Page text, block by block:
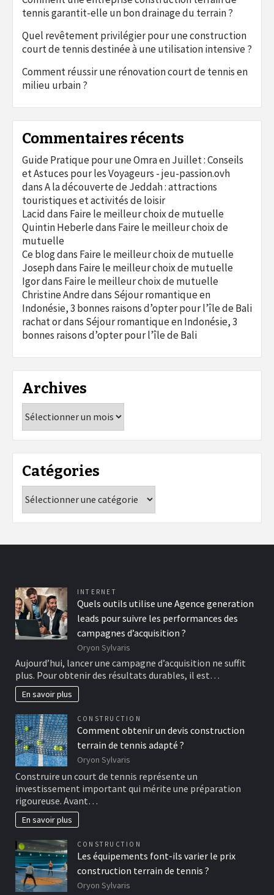
tennis garantit-elle un bon drainage du terrain ?
Quel revêtement privilégier pour une construction
court de tennis destinée à une utilisation intensive ?
Comment réussir une rénovation court de tennis en
milieu urbain ?
Commentaires récents
Guide Pratique pour une Omra en Juillet : Conseils
et Astuces pour les Voyageurs - jeu-passion.ovh
dansA la découverte de Jeddah : attractions
touristiques et activités de loisir
Laciddans Faire le meilleur choix de mutuelle
Quintin Heberledans Faire le meilleur choix de
mutuelle
Ce blogdans Faire le meilleur choix de mutuelle
Josephdans Faire le meilleur choix de mutuelle
Igordans Faire le meilleur choix de mutuelle
Christine Andredans Séjour romantique en
Indonésie, 3 bonnes raisons d’opter pour l’île de Bali
rachat ordans Séjour romantique en Indonésie, 3
bonnes raisons d’opter pour l’île de Bali
Archives
Catégories
INTERNET
Quels outils utilise une Agence generation
leads pour suivre les performances des
campagnes d’acquisition ?
Oryon Sylvaris
Aujourd’hui, lancer une campagne d’acquisition ne suffit
plus. Pour obtenir des résultats durables, il est…
En savoir plus
CONSTRUCTION
Comment obtenir un devis construction
terrain de tennis adapté ?
Oryon Sylvaris
Construire un court de tennis représente un
investissement important qui mérite une préparation
rigoureuse. Avant…
En savoir plus
CONSTRUCTION
Les équipements font-ils varier le prix
construction terrain de tennis ?
Oryon Sylvaris